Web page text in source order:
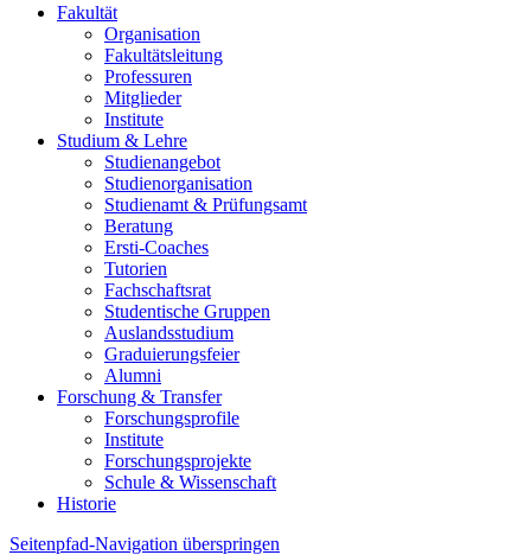
Fakultät
Organisation
Fakultätsleitung
Professuren
Mitglieder
Institute
Studium & Lehre
Studienangebot
Studienorganisation
Studienamt & Prüfungsamt
Beratung
Ersti-Coaches
Tutorien
Fachschaftsrat
Studentische Gruppen
Auslandsstudium
Graduierungsfeier
Alumni
Forschung & Transfer
Forschungsprofile
Institute
Forschungsprojekte
Schule & Wissenschaft
Historie
Seitenpfad-Navigation überspringen